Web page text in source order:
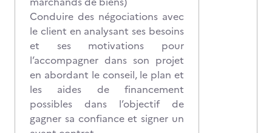
Conduire des négociations avec
le client en analysant ses besoins
et ses motivations pour
l’accompagner dans son projet
en abordant le conseil, le plan et
les aides de financement
possibles dans l’objectif de
gagner sa confiance et signer un